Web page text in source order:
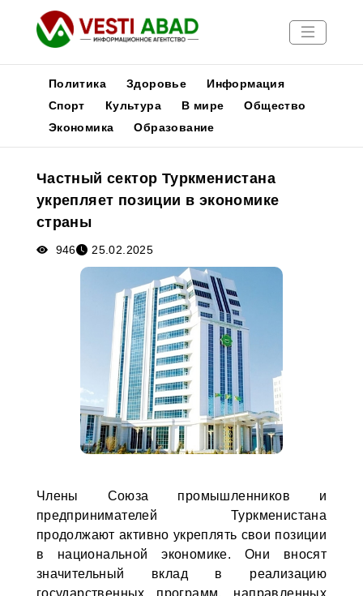
Новости
Медиа
Афиша
Политика Здоровье
Информация
Спорт
Культура В мире
Общество
Экономика
Образование
Частный сектор Туркменистана
укрепляет позиции в экономике
страны
946 25.02.2025
Члены Союза промышленников и
предпринимателей Туркменистана
продолжают активно укреплять свои позиции
в национальной экономике. Они вносят
значительный вклад в реализацию
государственных программ, направленных